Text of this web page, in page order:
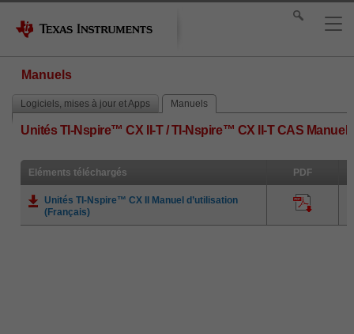
Manuels
Logiciels, mises à jour et Apps Manuels
Unités TI-Nspire™ CX II-T / TI-Nspire™ CX II-T CAS Manuel
Eléments téléchargés PDF
Unités TI-Nspire™ CX II Manuel d’utilisation
(Français)